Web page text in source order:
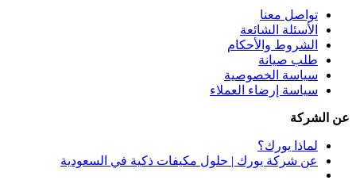
تواصل معنا
الأسئلة الشائعة
الشروط والأحكام
طلب صيانة
سياسة الخصوصية
سياسة إرضاء العملاء
عن الشركة
لماذا يورك؟
عن شركة يورك | حلول مكيفات ذكية في السعودية